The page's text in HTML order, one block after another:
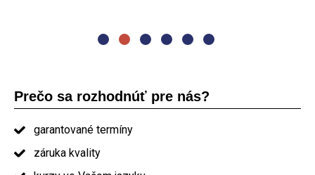
Prečo sa rozhodnúť pre nás?
garantované termíny
záruka kvality